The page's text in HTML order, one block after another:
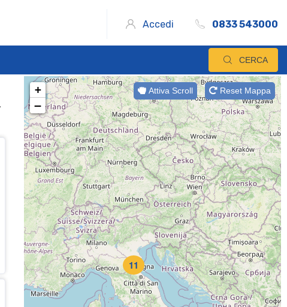
Accedi 0833 543000
CERCA
Attiva Scroll Reset Mappa
11
+
−